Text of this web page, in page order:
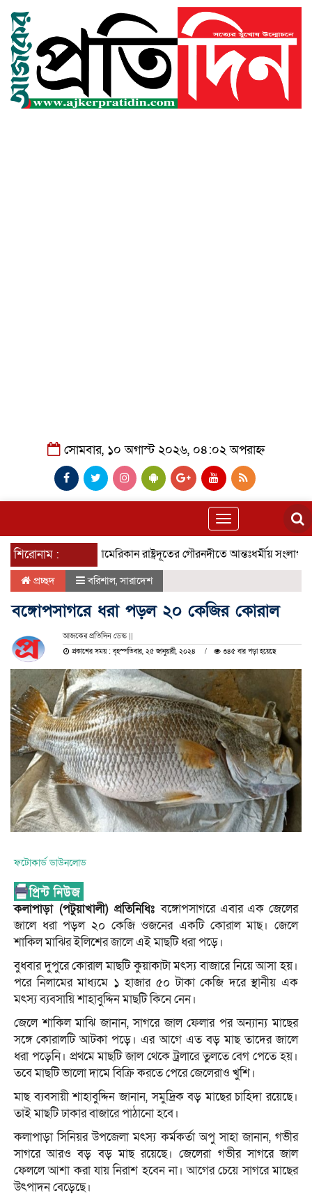
সোমবার, ১০ অগাস্ট ২০২৬, ০৪:০২ অপরাহ্ন
Toggle
navigation
শিরোনাম : আমেরিকান রাষ্ট্রদূতের গৌরনদীতে আন্তঃধর্মীয় সংলাপ
প্রচ্ছদ বরিশাল,সারাদেশ
বঙ্গোপসাগরে ধরা পড়ল ২০ কেজির কোরাল
আজকের প্রতিদিন ডেস্ক ||
প্রকাশের সময় : বৃহস্পতিবার, ২৫ জানুয়ারী, ২০২৪ ৩৪৫ বার পড়া হয়েছে
ফটোকার্ড ডাউনলোড
কলাপাড়া (পটুয়াখালী) প্রতিনিধিঃবঙ্গোপসাগরে এবার এক জেলের
জালে ধরা পড়ল ২০ কেজি ওজনের একটি কোরাল মাছ। জেলে
শাকিল মাঝির ইলিশের জালে এই মাছটি ধরা পড়ে।
বুধবার দুপুরে কোরাল মাছটি কুয়াকাটা মৎস্য বাজারে নিয়ে আসা হয়।
পরে নিলামের মাধ্যমে ১ হাজার ৫০ টাকা কেজি দরে স্থানীয় এক
মৎস্য ব্যবসায়ি শাহাবুদ্দিন মাছটি কিনে নেন।
জেলে শাকিল মাঝি জানান, সাগরে জাল ফেলার পর অন্যান্য মাছের
সঙ্গে কোরালটি আটকা পড়ে। এর আগে এত বড় মাছ তাদের জালে
ধরা পড়েনি। প্রথমে মাছটি জাল থেকে ট্রলারে তুলতে বেগ পেতে হয়।
তবে মাছটি ভালো দামে বিক্রি করতে পেরে জেলেরাও খুশি।
মাছ ব্যবসায়ী শাহাবুদ্দিন জানান, সমুদ্রিক বড় মাছের চাহিদা রয়েছে।
তাই মাছটি ঢাকার বাজারে পাঠানো হবে।
কলাপাড়া সিনিয়র উপজেলা মৎস্য কর্মকর্তা অপু সাহা জানান, গভীর
সাগরে আরও বড় বড় মাছ রয়েছে। জেলেরা গভীর সাগরে জাল
ফেললে আশা করা যায় নিরাশ হবেন না। আগের চেয়ে সাগরে মাছের
উৎপাদন বেড়েছে।